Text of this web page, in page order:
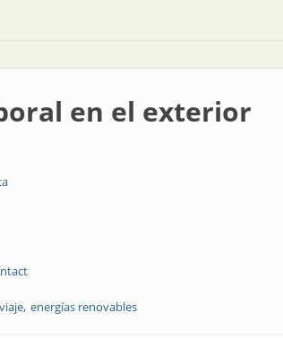
en el exterior
energías renovables